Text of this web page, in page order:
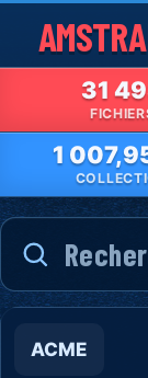
31
1
ACME